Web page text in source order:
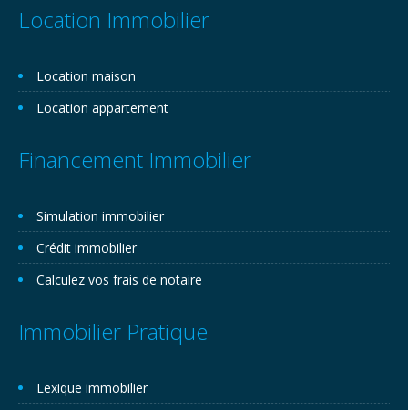
Location Immobilier
Location maison
Location appartement
Financement Immobilier
Simulation immobilier
Crédit immobilier
Calculez vos frais de notaire
Immobilier Pratique
Lexique immobilier